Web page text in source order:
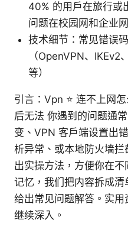
40% 的用户在旅行或
问题在校园网和企业
技术细节：常见错误
（OpenVPN、
等）
引言：Vpn ⭐ 连不上网
后无法 你遇到的问题通
变、VPN 客户端设置出
析异常、或本地防火墙
出实操方法，方便你在
记忆，我们把内容拆成
给出常见问题解答。实
继续深入。